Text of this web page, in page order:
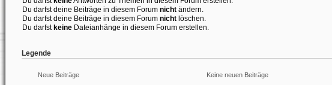
Du darfst deine Beiträge in diesem Forum nichtändern.
Du darfst deine Beiträge in diesem Forum nichtlöschen.
Du darfst keineDateianhänge in diesem Forum erstellen.
Legende
Neue Beiträge Keine neuen Beiträge